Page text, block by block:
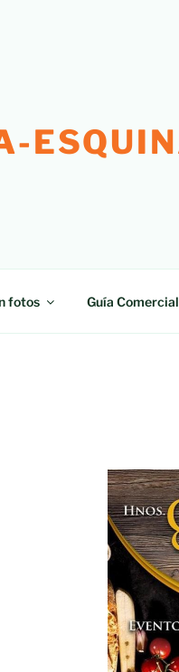
fotos Guía Comercial